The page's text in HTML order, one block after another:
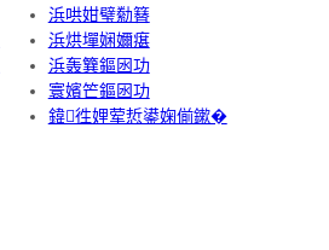
浜哄姏璧勬簮
浜烘墠娴嬭瘎
浜轰簨鏂囦功
寰嬪笀鏂囦功
鍏徃娌荤悊鍙婅偂鏉�